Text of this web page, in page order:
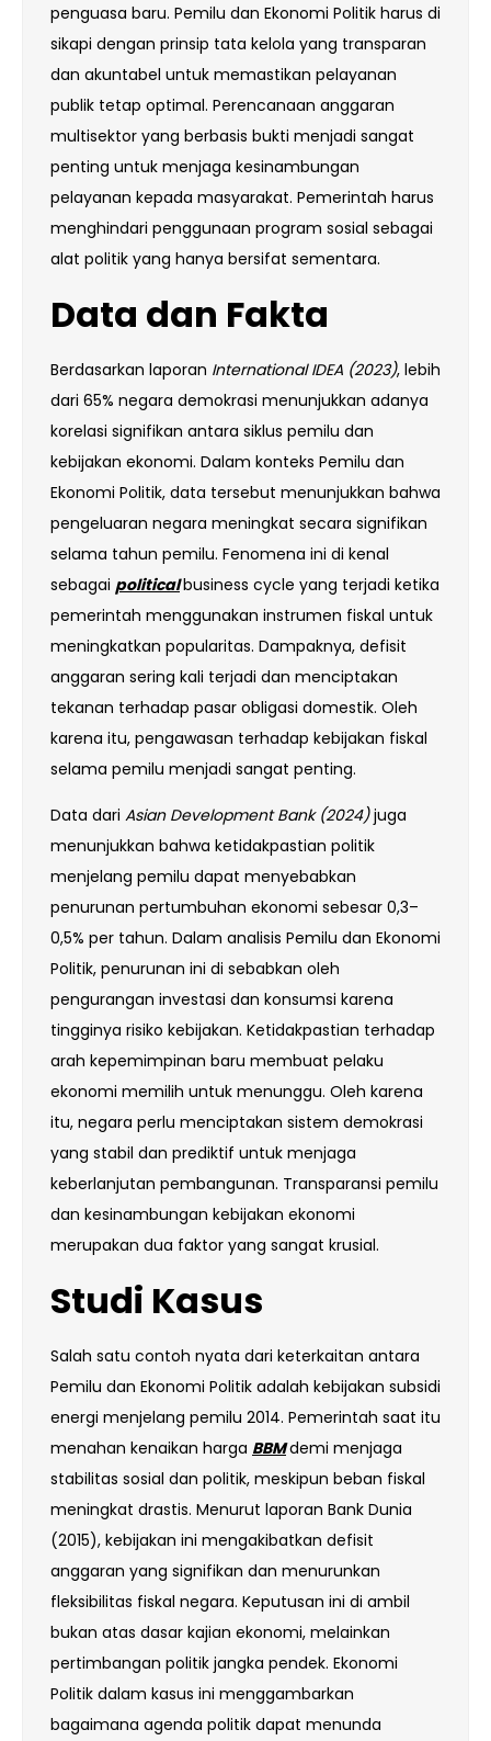
penguasa baru. Pemilu dan Ekonomi Politik harus di
sikapi dengan prinsip tata kelola yang transparan
dan akuntabel untuk memastikan pelayanan
publik tetap optimal. Perencanaan anggaran
multisektor yang berbasis bukti menjadi sangat
penting untuk menjaga kesinambungan
pelayanan kepada masyarakat. Pemerintah harus
menghindari penggunaan program sosial sebagai
alat politik yang hanya bersifat sementara.
Data dan Fakta
Berdasarkan laporan International IDEA (2023), lebih
dari 65% negara demokrasi menunjukkan adanya
korelasi signifikan antara siklus pemilu dan
kebijakan ekonomi. Dalam konteks Pemilu dan
Ekonomi Politik, data tersebut menunjukkan bahwa
pengeluaran negara meningkat secara signifikan
selama tahun pemilu. Fenomena ini di kenal
sebagai politicalbusiness cycle yang terjadi ketika
pemerintah menggunakan instrumen fiskal untuk
meningkatkan popularitas. Dampaknya, defisit
anggaran sering kali terjadi dan menciptakan
tekanan terhadap pasar obligasi domestik. Oleh
karena itu, pengawasan terhadap kebijakan fiskal
selama pemilu menjadi sangat penting.
Data dari Asian Development Bank (2024)juga
menunjukkan bahwa ketidakpastian politik
menjelang pemilu dapat menyebabkan
penurunan pertumbuhan ekonomi sebesar 0,3–
0,5% per tahun. Dalam analisis Pemilu dan Ekonomi
Politik, penurunan ini di sebabkan oleh
pengurangan investasi dan konsumsi karena
tingginya risiko kebijakan. Ketidakpastian terhadap
arah kepemimpinan baru membuat pelaku
ekonomi memilih untuk menunggu. Oleh karena
itu, negara perlu menciptakan sistem demokrasi
yang stabil dan prediktif untuk menjaga
keberlanjutan pembangunan. Transparansi pemilu
dan kesinambungan kebijakan ekonomi
merupakan dua faktor yang sangat krusial.
Studi Kasus
Salah satu contoh nyata dari keterkaitan antara
Pemilu dan Ekonomi Politik adalah kebijakan subsidi
energi menjelang pemilu 2014. Pemerintah saat itu
menahan kenaikan harga BBMdemi menjaga
stabilitas sosial dan politik, meskipun beban fiskal
meningkat drastis. Menurut laporan Bank Dunia
(2015), kebijakan ini mengakibatkan defisit
anggaran yang signifikan dan menurunkan
fleksibilitas fiskal negara. Keputusan ini di ambil
bukan atas dasar kajian ekonomi, melainkan
pertimbangan politik jangka pendek. Ekonomi
Politik dalam kasus ini menggambarkan
bagaimana agenda politik dapat menunda